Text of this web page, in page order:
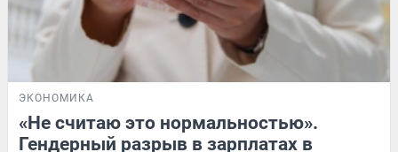
ЭКОНОМИКА
«Не считаю это нормальностью».
Гендерный разрыв в зарплатах в